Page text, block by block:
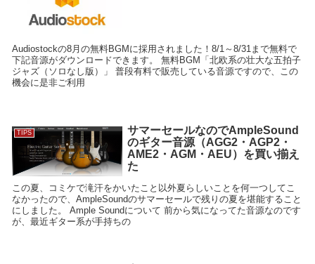
Audiostockの8月の無料BGMに採用されました！8/1～8/31まで無料で
下記音源がダウンロードできます。 無料BGM「北欧系の壮大な五拍子
ジャズ（ソロなし版）」 普段有料で販売している音源ですので、この
機会に是非ご利用
TIPS
サマーセールなのでAmpleSound
のギター音源（AGG2・AGP2・
AME2・AGM・AEU）を買い揃え
た
この夏、コミケで滝汗をかいたこと以外夏らしいことを何一つしてこ
なかったので、AmpleSoundのサマーセールで残りの夏を堪能すること
にしました。 Ample Soundについて 前から気になってた音源なのです
が、最近ギター系が手持ちの